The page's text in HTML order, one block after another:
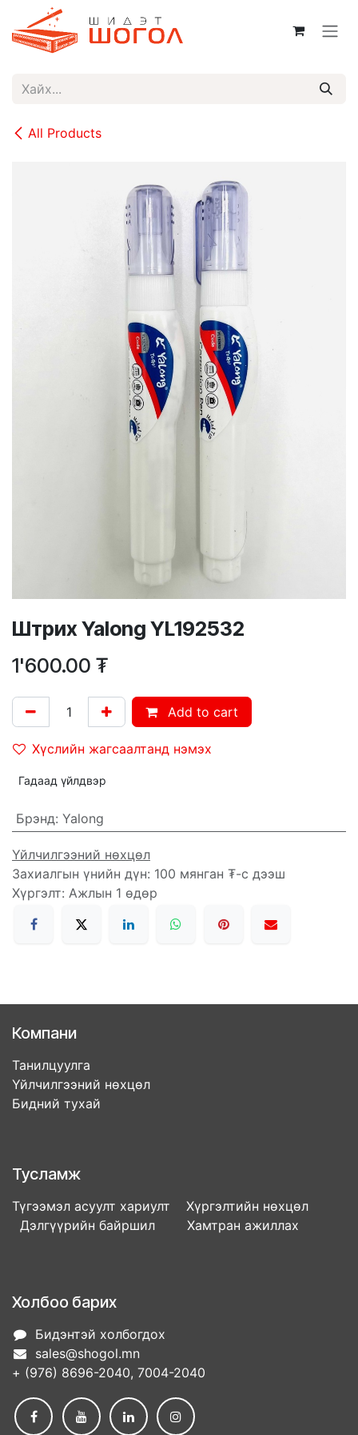
Skip to Content
All Products
Штрих Yalong YL192532
1'600.00 ₮
Add to cart
Хүслийн жагсаалтанд нэмэх
Гадаад үйлдвэр
Брэнд: Yalong
Үйлчилгээний нөхцөл
Захиалгын үнийн дүн: 100 мянган ₮-с дээш
Хүргэлт: Ажлын 1 өдөр
Компани
Танилцуулга
Үйлчилгээний нөхцөл
Бидний тухай
Тусламж
Түгээмэл асуулт хариулт Хүргэлтийн нөхцөл
Дэлгүүрийн байршил Хамтран ажиллах
Холбоо барих
Бидэнтэй холбогдох
sales@shogol.mn
+ (976) 8696-2040, 7004-2040